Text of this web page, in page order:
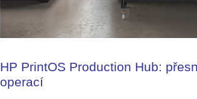
HP PrintOS Production Hub:
operací